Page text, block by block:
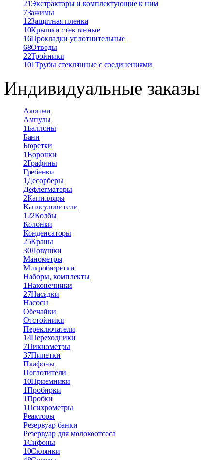
21Экстракторы и комплектующие к ним
7Зажимы
12Защитная пленка
10Крышки стеклянные
16Прокладки уплотнительные
68Отводы
22Тройники
101Трубы стеклянные с соединениями
Индивидуальные заказы
Алонжи
Ампулы
1Баллоны
Бани
Бюретки
1Воронки
2Графины
Гребенки
1 Десорберы
Дефлегматоры
2Капилляры
Каплеуловители
122Колбы
Колонки
Конденсаторы
25Краны
30Ловушки
Манометры
Микробюретки
Наборы, комплекты
1Наконечники
27Насадки
Насосы
Обечайки
Отстойники
Переключатели
14Переходники
7Пикнометры
37Пипетки
Плафоны
Поглотители
10Приемники
1Пробирки
1Пробки
1Психрометры
Реакторы
Резервуар банки
Резервуар для молокоотсоса
1Сифоны
10Склянки